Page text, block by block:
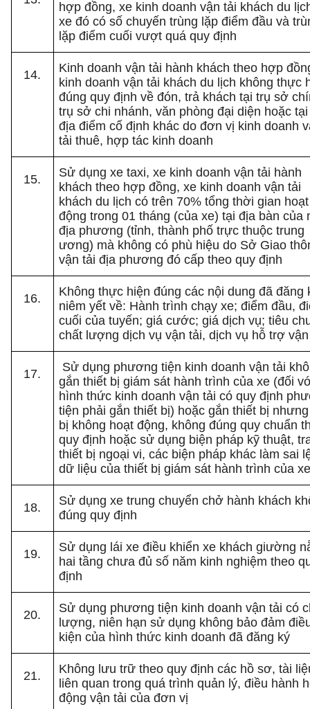
hợp đồng, xe kinh doanh vận tải khách du
xe đó có số chuyến trùng lặp điểm đầu và
lặp điểm cuối vượt quá quy định
Kinh doanh vận tải hành khách theo hợp
kinh doanh vận tải khách du lịch không thực
đúng quy định về đón, trả khách tại trụ sở
trụ sở chi nhánh, văn phòng đại diện hoặc
địa điểm cố định khác do đơn vị kinh doanh
tải thuê, hợp tác kinh doanh
Sử dụng xe taxi, xe kinh doanh vận tải hành
khách theo hợp đồng, xe kinh doanh vận tải
khách du lịch có trên 70% tổng thời gian hoạt
động trong 01 tháng (của xe) tại địa bàn của
địa phương (tỉnh, thành phố trực thuộc trung
ương) mà không có phù hiệu do Sở Giao
vận tải địa phương đó cấp theo quy định
Không thực hiện đúng các nội dung đã đăng
niêm yết về: Hành trình chạy xe; điểm đầu,
cuối của tuyến; giá cước; giá dịch vụ; tiêu
chất lượng dịch vụ vận tải, dịch vụ hỗ trợ
Sử dụng phương tiện kinh doanh vận tải
gắn thiết bị giám sát hành trình của xe (đối
hình thức kinh doanh vận tải có quy định
tiện phải gắn thiết bị) hoặc gắn thiết bị
bị không hoạt động, không đúng quy chuẩn
quy định hoặc sử dụng biện pháp kỹ thuật,
thiết bị ngoại vi, các biện pháp khác làm sai
dữ liệu của thiết bị giám sát hành trình của
Sử dụng xe trung chuyển chở hành khách
đúng quy định
Sử dụng lái xe điều khiển xe khách giường
hai tầng chưa đủ số năm kinh nghiệm theo
định
Sử dụng phương tiện kinh doanh vận tải có
lượng, niên hạn sử dụng không bảo đảm
kiện của hình thức kinh doanh đã đăng ký
Không lưu trữ theo quy định các hồ sơ, tài
liên quan trong quá trình quản lý, điều hành
động vận tải của đơn vị